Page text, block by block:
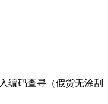
编码查寻（假货无涂刮